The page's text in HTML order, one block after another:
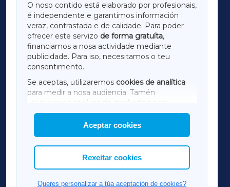
O noso contido está elaborado por profesionais,
é independente e garantimos información
veraz, contrastada e de calidade. Para poder
ofrecer este servizo de forma gratuíta,
financiamos a nosa actividade mediante
publicidade. Para iso, necesitamos o teu
consentimento.
Se aceptas, utilizaremos cookies de analítica
para medir a nosa audiencia. Tamén
utilizaremos
cookies de marketing
mostrar publicidade de terceiros.
Así mesmo, podes personalizar a elección das
cookies que desexas permitir.
Aceptar cookies
Rexeitar cookies
Queres personalizar a túa aceptación de cookies?
LUGOXA
TERRACHAXA
AMARIÑAXA
RIBEIRASACRAXA
ACORUÑAXA
FERROLXA